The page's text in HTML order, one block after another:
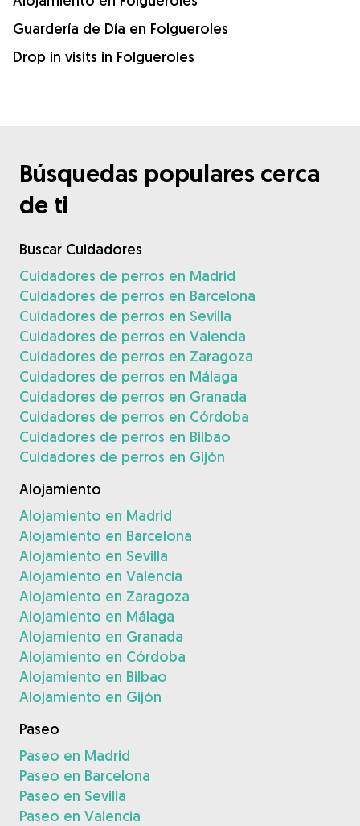
Guardería de Día en Folgueroles
Drop in visits in Folgueroles
Búsquedas populares cerca
de ti
Buscar Cuidadores
Cuidadores de perros en Madrid
Cuidadores de perros en Barcelona
Cuidadores de perros en Sevilla
Cuidadores de perros en Valencia
Cuidadores de perros en Zaragoza
Cuidadores de perros en Málaga
Cuidadores de perros en Granada
Cuidadores de perros en Córdoba
Cuidadores de perros en Bilbao
Cuidadores de perros en Gijón
Alojamiento
Alojamiento en Madrid
Alojamiento en Barcelona
Alojamiento en Sevilla
Alojamiento en Valencia
Alojamiento en Zaragoza
Alojamiento en Málaga
Alojamiento en Granada
Alojamiento en Córdoba
Alojamiento en Bilbao
Alojamiento en Gijón
Paseo
Paseo en Madrid
Paseo en Barcelona
Paseo en Sevilla
Paseo en Valencia